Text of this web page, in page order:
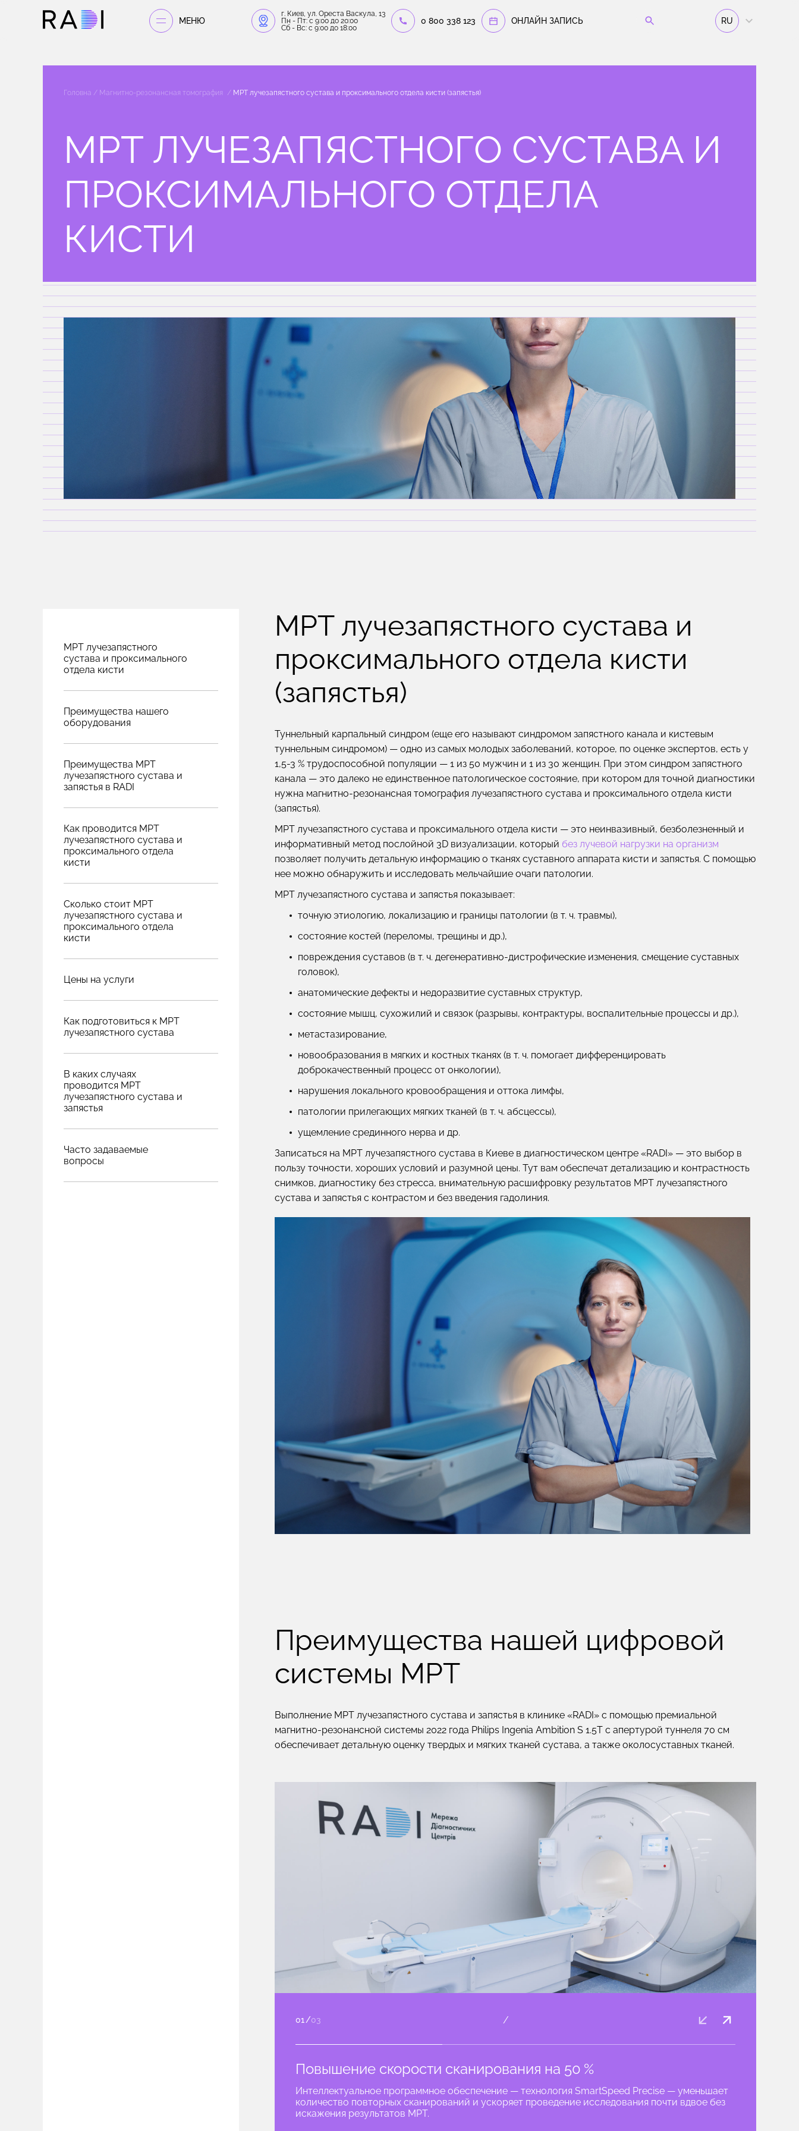
МЕНЮ
г. Киев, ул. Ореста Васкула, 13
Пн - Пт: c 9:00 до 20:00
Сб - Вс: c 9:00 до 18:00
0 800 338 123 OНЛАЙН ЗАПИСЬ RU
Головна Магнитно-резонансная томография МРТ лучезапястного сустава и проксимального отдела кисти (запястья)
МРТ ЛУЧЕЗАПЯСТНОГО СУСТАВА И
ПРОКСИМАЛЬНОГО ОТДЕЛА
КИСТИ
МРТ лучезапястного
сустава и проксимального
отдела кисти
Преимущества нашего
оборудования
Преимущества МРТ
лучезапястного сустава и
запястья в RADI
Как проводится МРТ
лучезапястного сустава и
проксимального отдела
кисти
Сколько стоит МРТ
лучезапястного сустава и
проксимального отдела
кисти
Цены на услуги
Как подготовиться к МРТ
лучезапястного сустава
В каких случаях
проводится МРТ
лучезапястного сустава и
запястья
Часто задаваемые
вопросы
МРТ лучезапястного сустава и
проксимального отдела кисти
(запястья)
Туннельный карпальный синдром (еще его называют синдромом запястного канала и кистевым
туннельным синдромом) — одно из самых молодых заболеваний, которое, по оценке экспертов, есть у
1,5-3 % трудоспособной популяции — 1 из 50 мужчин и 1 из 30 женщин. При этом синдром запястного
канала — это далеко не единственное патологическое состояние, при котором для точной диагностики
нужна магнитно-резонансная томография лучезапястного сустава и проксимального отдела кисти
(запястья).
МРТ лучезапястного сустава и проксимального отдела кисти — это неинвазивный, безболезненный и
информативный метод послойной 3D визуализации, который без лучевой нагрузки на организм
позволяет получить детальную информацию о тканях суставного аппарата кисти и запястья. С помощью
нее можно обнаружить и исследовать мельчайшие очаги патологии.
МРТ лучезапястного сустава и запястья показывает:
точную этиологию, локализацию и границы патологии (в т. ч. травмы),
состояние костей (переломы, трещины и др.),
повреждения суставов (в т. ч. дегенеративно-дистрофические изменения, смещение суставных
головок),
анатомические дефекты и недоразвитие суставных структур,
состояние мышц, сухожилий и связок (разрывы, контрактуры, воспалительные процессы и др.),
метастазирование,
новообразования в мягких и костных тканях (в т. ч. помогает дифференцировать
доброкачественный процесс от онкологии),
нарушения локального кровообращения и оттока лимфы,
патологии прилегающих мягких тканей (в т. ч. абсцессы),
ущемление срединного нерва и др.
Записаться на МРТ лучезапястного сустава в Киеве в диагностическом центре «RADI» — это выбор в
пользу точности, хороших условий и разумной цены. Тут вам обеспечат детализацию и контрастность
снимков, диагностику без стресса, внимательную расшифровку результатов МРТ лучезапястного
сустава и запястья с контрастом и без введения гадолиния.
Преимущества нашей цифровой
системы МРТ
Выполнение МРТ лучезапястного сустава и запястья в клинике «RADI» с помощью премиальной
магнитно-резонансной системы 2022 года Philips Ingenia Ambition S 1.5T с апертурой туннеля 70 см
обеспечивает детальную оценку твердых и мягких тканей сустава, а также околосуставных тканей.
Повышение скорости сканирования на 50 %
Интеллектуальное программное обеспечение — технология SmartSpeed Precise — уменьшает
количество повторных сканирований и ускоряет проведение исследования почти вдвое без
искажения результатов МРТ.
01/03 /